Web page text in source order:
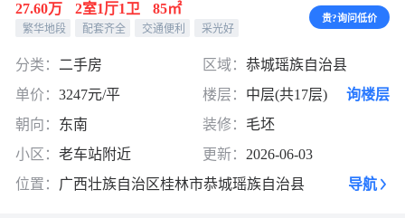
27.60万 2室1厅1卫 85㎡
繁华地段 配套齐全 交通便利 采光好
贵?询问低价
分类： 二手房 区域： 恭城瑶族自治县
单价： 3247元/平 楼层： 中层(共17层)
询楼层
朝向： 东南 装修： 毛坯
小区： 老车站附近 更新： 2026-06-03
位置： 广西壮族自治区桂林市恭城瑶族自治县 导航